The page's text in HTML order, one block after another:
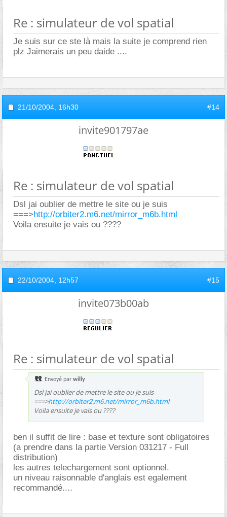
Re : simulateur de vol spatial
Je suis sur ce ste là mais la suite je comprend rien
plz Jaimerais un peu daide ....
21/10/2004, 16h30 #14
invite901797ae
Re : simulateur de vol spatial
Dsl jai oublier de mettre le site ou je suis
===>http://orbiter2.m6.net/mirror_m6b.html
Voila ensuite je vais ou ????
22/10/2004, 12h57 #15
invite073b00ab
Re : simulateur de vol spatial
Envoyé par willy
Dsl jai oublier de mettre le site ou je suis
===>http://orbiter2.m6.net/mirror_m6b.html
Voila ensuite je vais ou ????
ben il suffit de lire : base et texture sont obligatoires
(a prendre dans la partie Version 031217 - Full
distribution)
les autres telechargement sont optionnel.
un niveau raisonnable d'anglais est egalement
recommandé....